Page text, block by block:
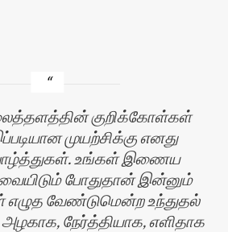
குறிக்கோள்கள்
முயற்சிக்கு எனது
உங்கள் இணைய
போதுதான் இன்னும்
வேண்டுமென்ற உந்துதல்
அழகாக, நேர்த்தியாக, எளிதாக